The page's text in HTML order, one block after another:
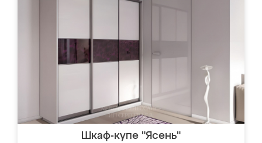
Шкаф-купе "Ясень"